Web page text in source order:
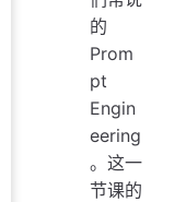
的
Prom
pt
Engin
eering
。这一
节课的